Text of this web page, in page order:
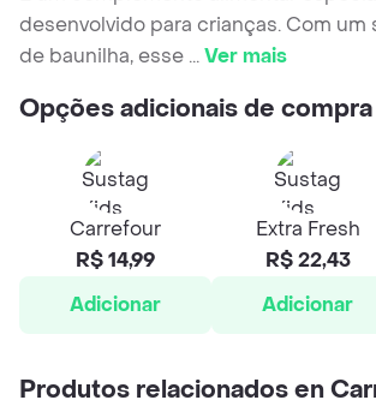
desenvolvido para crianças. Com
de baunilha, esse ...Ver mais
Opções adicionais de compra
Carrefour
R$ 14,99
Adicionar
Extra Fresh
R$ 22,43
Adicionar
Produtos relacionados en